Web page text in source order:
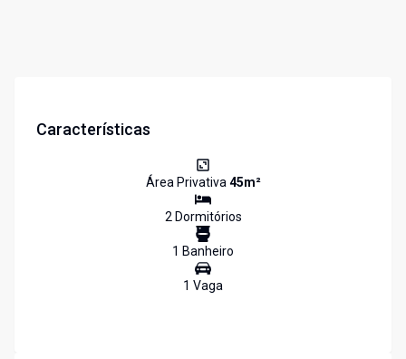
Características
Área Privativa45m²
2Dormitórios
1 Banheiro
1 Vaga